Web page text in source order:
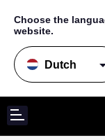
Choose the
website.